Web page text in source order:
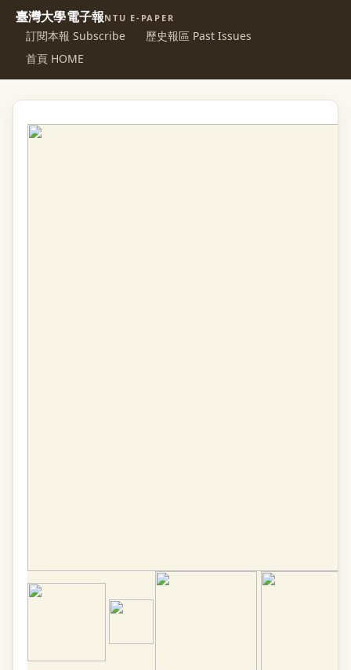
臺灣大學電子報NTU E-PAPER
訂閱本報 Subscribe
歷史報區 Past Issues
首頁 HOME